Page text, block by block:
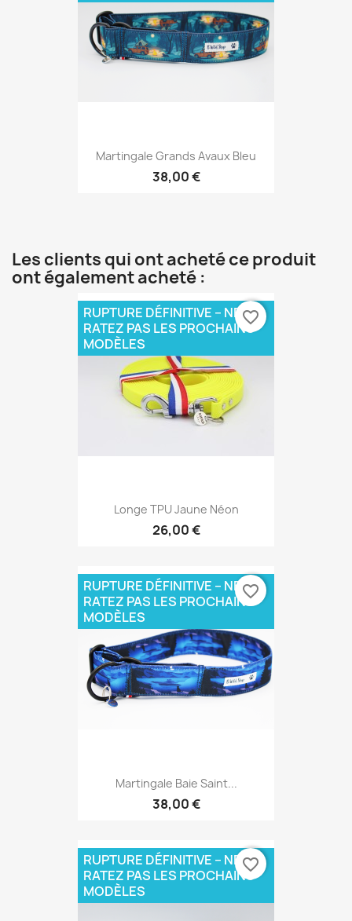
Martingale Grands Avaux Bleu
38,00 €
Les clients qui ont acheté ce produit
ont également acheté :
Longe TPU Jaune Néon
26,00 €
RUPTURE DÉFINITIVE – NE
RATEZ PAS LES PROCHAINS
MODÈLES
favorite_border
Martingale Baie Saint...
38,00 €
RUPTURE DÉFINITIVE – NE
RATEZ PAS LES PROCHAINS
MODÈLES
favorite_border
RUPTURE DÉFINITIVE – NE
RATEZ PAS LES PROCHAINS
MODÈLES
favorite_border